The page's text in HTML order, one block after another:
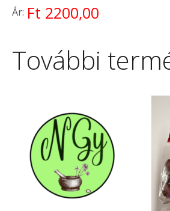
Ár: Ft 2200,00
További